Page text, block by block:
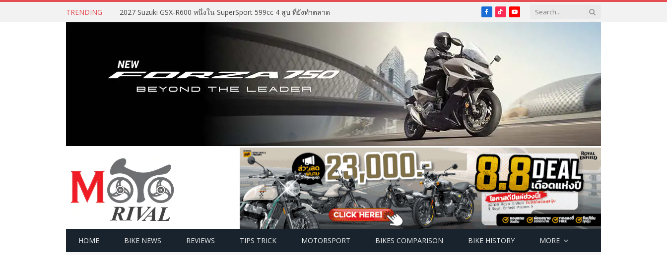
TRENDING 2027 Suzuki GSX-R600 หนึ่งใน SuperSport 599cc 4 สูบ ที่ยังทำตลาด Facebook
TikTokYouTube
HOME BIKE NEWS REVIEWS TIPS TRICK MOTORSPORT BIKES COMPARISON BIKE HISTORY MORE